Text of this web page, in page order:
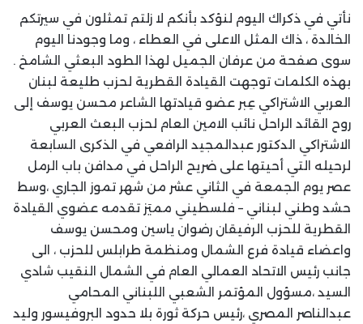
نأتي في ذكراك اليوم لنؤكد بأنكم لا زلتم تمثلون في سيرتكم
الخالدة ، ذاك المثل الاعلى في العطاء ، وما وجودنا اليوم
سوى صفحة من عرفان الجميل لهذا الطود البعثي الشامخ .
بهذه الكلمات توجهت القيادة القطرية لحزب طليعة لبنان
العربي الاشتراكي عِبر عضو قيادتها الشاعر محسن يوسف إلى
روح القائد الراحل نائب الامين العام لحزب البعث العربي
الاشتراكي الدكتور عبدالمجيد الرافعي في الذكرى السابعة
لرحيله التي أحيتها على ضريح الراحل في مدافن باب الرمل
عصر يوم الجمعة في الثاني عشر من شهر تموز الجاري ،وسط
حشد وطني لبناني – فلسطيني مميَز تقدمه عضوي القيادة
القطرية للحزب الرفيقان رضوان ياسين ومحسن يوسف
واعضاء قيادة فرع الشمال ومنظمة طرابلس للحزب ، الى
جانب رئيس الاتحاد العمالي العام في الشمال النقيب شادي
السيد ،مسؤول المؤتمر الشعبي اللبناني المحامي
عبدالناصر المصري ،رئيس حركة ثورة بلا حدود البروفيسور وليد